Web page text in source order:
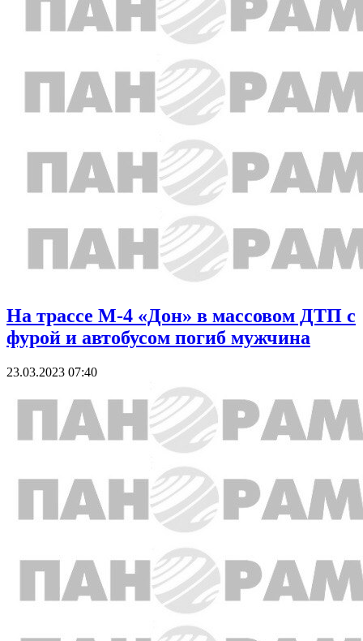
На трассе М-4 «Дон» в массовом ДТП с
фурой и автобусом погиб мужчина
23.03.2023 07:40